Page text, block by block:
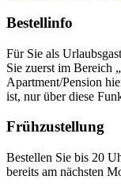
Bestellinfo
Für Sie als
Sie zuerst im Bereich
Apartment/Pension
ist, nur über diese
Frühzustellung
Bestellen Sie bis 20
bereits am nächsten